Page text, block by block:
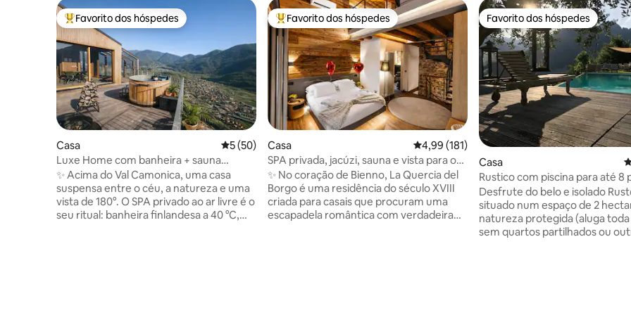
Favoritos dos hóspedes mais apreciados
Favorito dos hóspedes
Casa Classificação média de 5 em 5 estrelas, 50avaliações
5 (50)
Luxe Home com banheira + sauna
suspensa na montanha
✨ Acima do Val Camonica, uma casa
suspensa entre o céu, a natureza e uma
vista de 180°. O SPA privado ao ar livre é o
seu ritual: banheira finlandesa a 40 °C,
Favoritos dos hóspedes mais apreciados
Favorito dos hóspedes
Casa Classificação média de 4,99 em 5 estrelas,
4,99 (181)
SPA privada, jacúzi, sauna e vista para os
Alpes Luxury Home
✨ No coração de Bienno, La Quercia del
Borgo é uma residência do século XVIII
criada para casais que procuram uma
escapadela romântica com verdadeira
Favorito dos hóspedes
Favorito dos hóspedes
Casa
Rustico com piscina para até 8
Desfrute do belo e isolado
situado num espaço de 2
natureza protegida (aluga toda
sem quartos partilhados ou